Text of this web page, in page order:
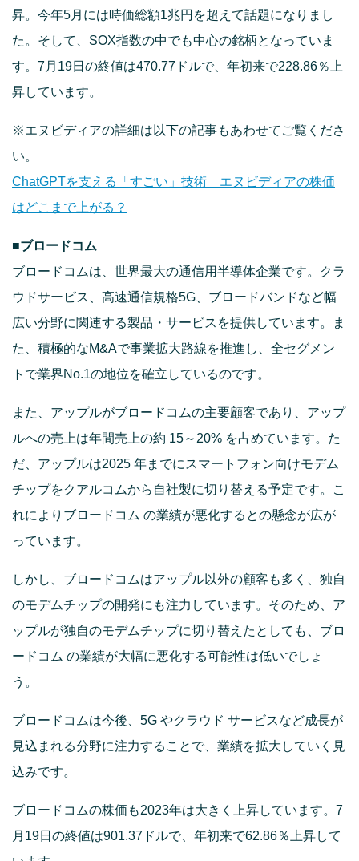
昇。今年5月には時価総額1兆円を超えて話題になりまし
た。そして、SOX指数の中でも中心の銘柄となっていま
す。7月19日の終値は470.77ドルで、年初来で228.86％上
昇しています。
※エヌビディアの詳細は以下の記事もあわせてご覧くださ
い。
ChatGPTを支える「すごい」技術 エヌビディアの株価
はどこまで上がる？
■ブロードコム
ブロードコムは、世界最大の通信用半導体企業です。クラ
ウドサービス、高速通信規格5G、ブロードバンドなど幅
広い分野に関連する製品・サービスを提供しています。ま
た、積極的なM&Aで事業拡大路線を推進し、全セグメン
トで業界No.1の地位を確立しているのです。
また、アップルがブロードコムの主要顧客であり、アップ
ルへの売上は年間売上の約 15～20% を占めています。た
だ、アップルは2025 年までにスマートフォン向けモデム
チップをクアルコムから自社製に切り替える予定です。こ
れによりブロードコム の業績が悪化するとの懸念が広が
っています。
しかし、ブロードコムはアップル以外の顧客も多く、独自
のモデムチップの開発にも注力しています。そのため、ア
ップルが独自のモデムチップに切り替えたとしても、ブロ
ードコム の業績が大幅に悪化する可能性は低いでしょ
う。
ブロードコムは今後、5G やクラウド サービスなど成長が
見込まれる分野に注力することで、業績を拡大していく見
込みです。
ブロードコムの株価も2023年は大きく上昇しています。7
月19日の終値は901.37ドルで、年初来で62.86％上昇して